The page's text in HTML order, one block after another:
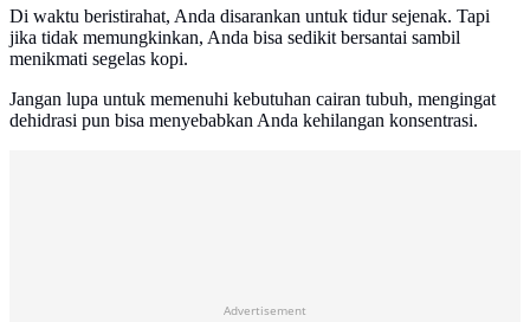
Di waktu beristirahat, Anda disarankan untuk tidur sejenak. Tapi
jika tidak memungkinkan, Anda bisa sedikit bersantai sambil
menikmati segelas kopi.
Jangan lupa untuk memenuhi kebutuhan cairan tubuh, mengingat
dehidrasi pun bisa menyebabkan Anda kehilangan konsentrasi.
Advertisement